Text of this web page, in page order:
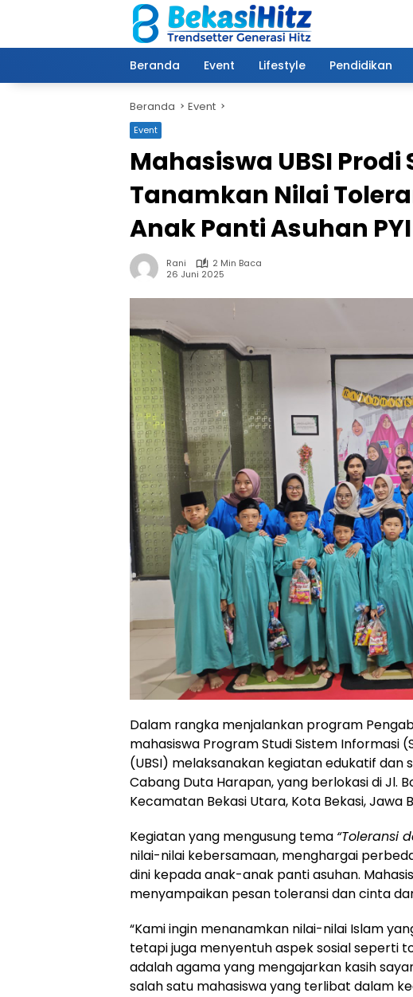
Beranda Event Lifestyle Pendidikan
Beranda Event
Event
Mahasiswa UBSI
Tanamkan Nilai
Anak Panti Asuhan
Rani
2 Min Baca
26 Juni 2025
Dalam rangka menjalankan program
mahasiswa Program Studi Sistem Informasi
(UBSI) melaksanakan kegiatan edukatif dan
Cabang Duta Harapan, yang berlokasi di Jl.
Kecamatan Bekasi Utara, Kota Bekasi, Jawa
Kegiatan yang mengusung tema “Toleransi
nilai-nilai kebersamaan, menghargai
dini kepada anak-anak panti asuhan.
menyampaikan pesan toleransi dan cinta
“Kami ingin menanamkan nilai-nilai Islam
tetapi juga menyentuh aspek sosial seperti
adalah agama yang mengajarkan kasih
salah satu mahasiswa yang terlibat dalam